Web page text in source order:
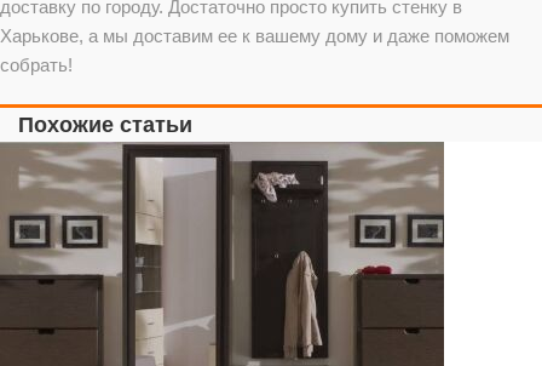
доставку по городу. Достаточно просто купить стенку в
Харькове, а мы доставим ее к вашему дому и даже поможем
собрать!
Похожие статьи